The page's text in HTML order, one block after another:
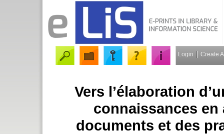
Login Create
Vers l’élaboration
connaissances en
documents et des